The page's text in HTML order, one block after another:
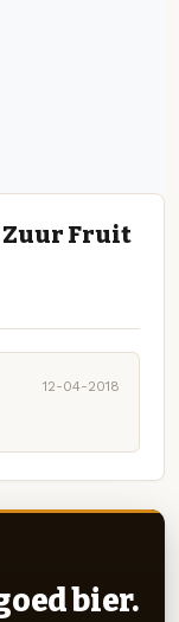
Zuur Fruit
12-04-2018
bier.